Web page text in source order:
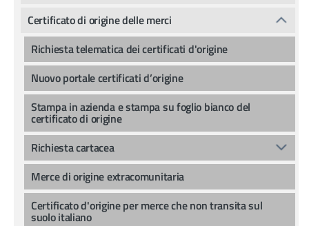
Certificato di origine delle merci
Richiesta telematica dei certificati d'origine
Nuovo portale certificati d’origine
Stampa in azienda e stampa su foglio bianco del
certificato di origine
Richiesta cartacea
Merce di origine extracomunitaria
Certificato d'origine per merce che non transita sul
suolo italiano